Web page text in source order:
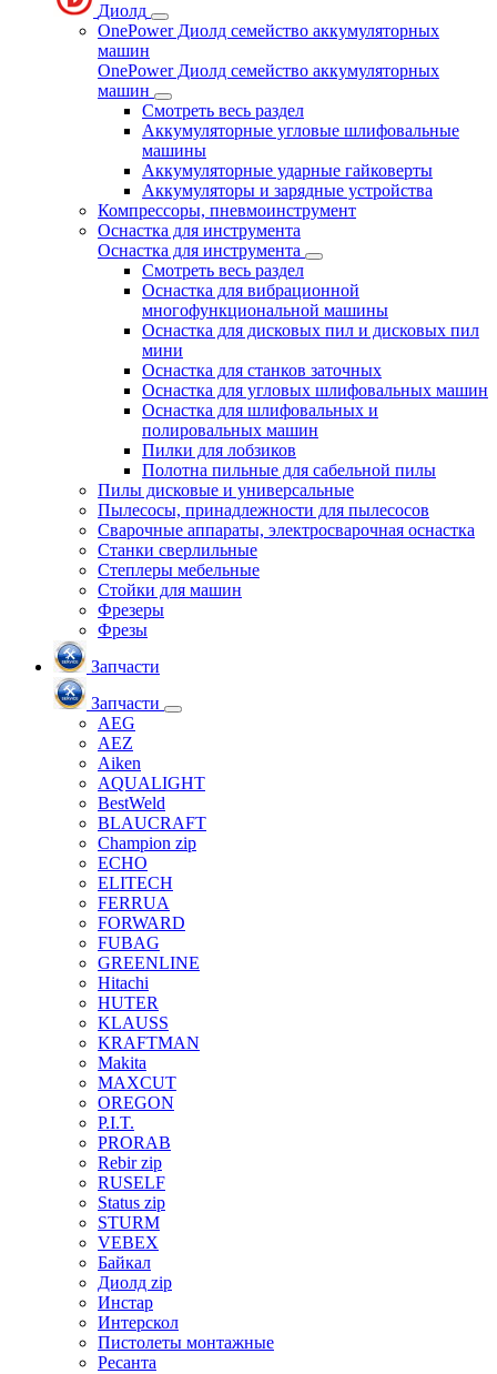
Диолд
OnePower Диолд семейство аккумуляторных
машин
OnePower Диолд семейство аккумуляторных
машин
Смотреть весь раздел
Аккумуляторные угловые шлифовальные
машины
Аккумуляторные ударные гайковерты
Аккумуляторы и зарядные устройства
Компрессоры, пневмоинструмент
Оснастка для инструмента
Оснастка для инструмента
Смотреть весь раздел
Оснастка для вибрационной
многофункциональной машины
Оснастка для дисковых пил и дисковых пил
мини
Оснастка для станков заточных
Оснастка для угловых шлифовальных машин
Оснастка для шлифовальных и
полировальных машин
Пилки для лобзиков
Полотна пильные для сабельной пилы
Пилы дисковые и универсальные
Пылесосы, принадлежности для пылесосов
Сварочные аппараты, электросварочная оснастка
Станки сверлильные
Степлеры мебельные
Стойки для машин
Фрезеры
Фрезы
Запчасти
Запчасти
AEG
AEZ
Aiken
AQUALIGHT
BestWeld
BLAUCRAFT
Champion zip
ECHO
ELITECH
FERRUA
FORWARD
FUBAG
GREENLINE
Hitachi
HUTER
KLAUSS
KRAFTMAN
Makita
MAXCUT
OREGON
P.I.T.
PRORAB
Rebir zip
RUSELF
Status zip
STURM
VEBEX
Байкал
Диолд zip
Инстар
Интерскол
Пистолеты монтажные
Ресанта